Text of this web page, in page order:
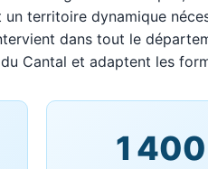
un territoire dynamique
dans tout le
Cantal et adaptent les
1 400